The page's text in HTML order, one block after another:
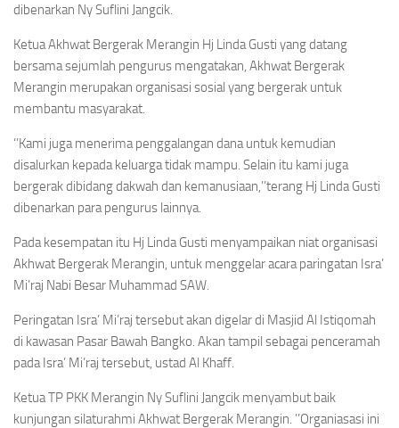
dibenarkan Ny Suflini Jangcik.
Ketua Akhwat Bergerak Merangin Hj Linda Gusti yang datang
bersama sejumlah pengurus mengatakan, Akhwat Bergerak
Merangin merupakan organisasi sosial yang bergerak untuk
membantu masyarakat.
‘’Kami juga menerima penggalangan dana untuk kemudian
disalurkan kepada keluarga tidak mampu. Selain itu kami juga
bergerak dibidang dakwah dan kemanusiaan,’’terang Hj Linda Gusti
dibenarkan para pengurus lainnya.
Pada kesempatan itu Hj Linda Gusti menyampaikan niat organisasi
Akhwat Bergerak Merangin, untuk menggelar acara paringatan Isra’
Mi’raj Nabi Besar Muhammad SAW.
Peringatan Isra’ Mi’raj tersebut akan digelar di Masjid Al Istiqomah
di kawasan Pasar Bawah Bangko. Akan tampil sebagai penceramah
pada Isra’ Mi’raj tersebut, ustad Al Khaff.
Ketua TP PKK Merangin Ny Suflini Jangcik menyambut baik
kunjungan silaturahmi Akhwat Bergerak Merangin. ’’Organiasasi ini